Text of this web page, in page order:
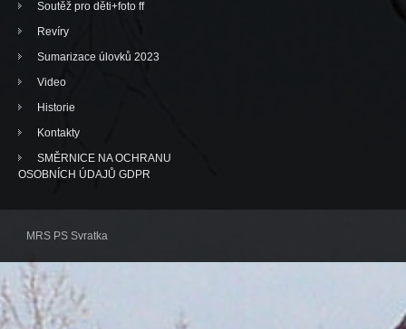
Soutěž pro děti+foto ff
Revíry
Sumarizace úlovků 2023
Video
Historie
Kontakty
SMĚRNICE NA OCHRANU
OSOBNÍCH ÚDAJŮ GDPR
MRS PS Svratka